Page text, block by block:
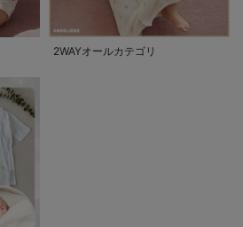
2WAYオールカテゴリ